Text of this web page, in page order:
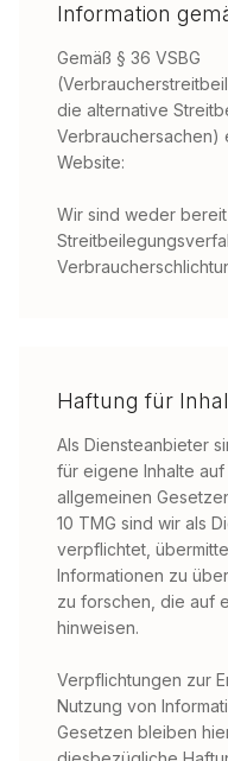
Information
Gemäß § 36 VSBG
die alternative
Verbrauchersachen)
Website:
Wir sind weder
Haftung für
Als Diensteanbieter
für eigene Inhalte
allgemeinen
10 TMG sind wir als
verpflichtet,
Informationen zu
zu forschen, die auf
hinweisen.
Verpflichtungen zur
Nutzung von
Gesetzen bleiben